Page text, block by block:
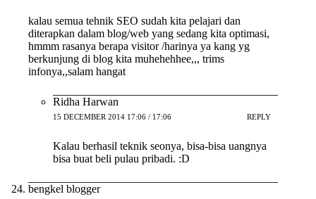
kalau semua tehnik SEO sudah kita pelajari dan
diterapkan dalam blog/web yang sedang kita optimasi,
hmmm rasanya berapa visitor /harinya ya kang yg
berkunjung di blog kita muhehehhee,,, trims
infonya,,salam hangat
Ridha Harwan
15 DECEMBER 2014 17:06 / 17:06 REPLY
Kalau berhasil teknik seonya, bisa-bisa uangnya
bisa buat beli pulau pribadi. :D
bengkel blogger